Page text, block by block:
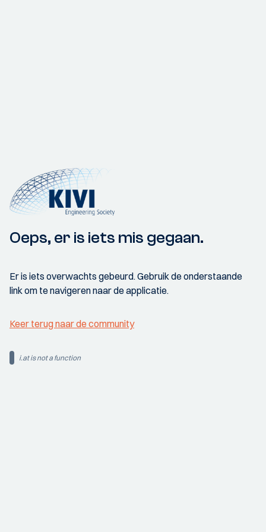
Oeps, er is iets mis gegaan.
Er is iets overwachts gebeurd. Gebruik de onderstaande
link om te navigeren naar de applicatie.
Keer terug naar de community
i.at is not a function